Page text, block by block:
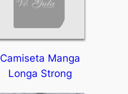
Camiseta Manga
Longa Strong